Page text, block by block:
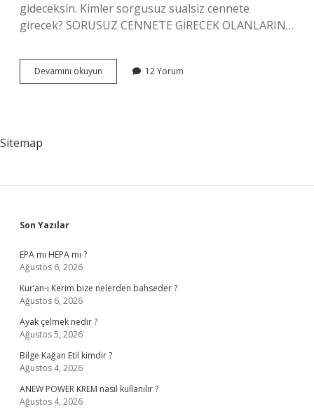
gideceksin. Kimler sorgusuz sualsiz cennete
girecek? SORUSUZ CENNETE GİRECEK OLANLARIN…
Devamını okuyun
Insan
12 Yorum
Sitemap
Sidebar
Son Yazılar
EPA mı HEPA mı ?
Ağustos 6, 2026
Kur’an-ı Kerim bize nelerden bahseder ?
Ağustos 6, 2026
Ayak çelmek nedir ?
Ağustos 5, 2026
Bilge Kağan Etil kimdir ?
Ağustos 4, 2026
ANEW POWER KREM nasıl kullanılır ?
Ağustos 4, 2026